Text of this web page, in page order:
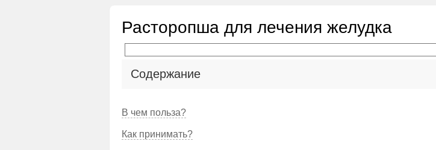
Расторопша для лечения желудка
Содержание
В чем польза?
Как принимать?